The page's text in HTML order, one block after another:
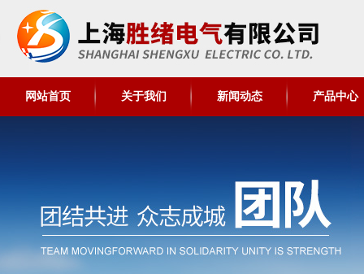
网站首页 关于我们 新闻动态 产品中心